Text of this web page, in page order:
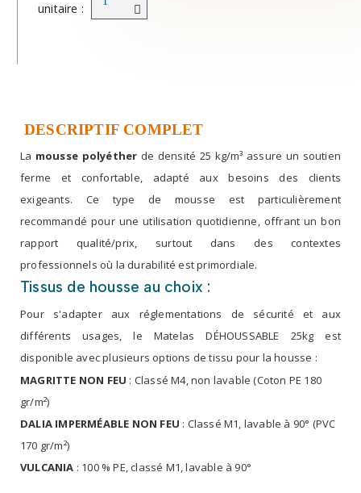
unitaire :
DESCRIPTIF COMPLET
La mousse polyéther de densité 25 kg/m³ assure un soutien
ferme et confortable, adapté aux besoins des clients
exigeants. Ce type de mousse est particulièrement
recommandé pour une utilisation quotidienne, offrant un bon
rapport qualité/prix, surtout dans des contextes
professionnels où la durabilité est primordiale.
Tissus de housse au choix :
Pour s'adapter aux réglementations de sécurité et aux
différents usages, le Matelas DÉHOUSSABLE 25kg est
disponible avec plusieurs options de tissu pour la housse :
MAGRITTE NON FEU : Classé M4, non lavable (Coton PE 180
gr/m²)
DALIA IMPERMÉABLE NON FEU : Classé M1, lavable à 90° (PVC
170 gr/m²)
VULCANIA : 100 % PE, classé M1, lavable à 90°